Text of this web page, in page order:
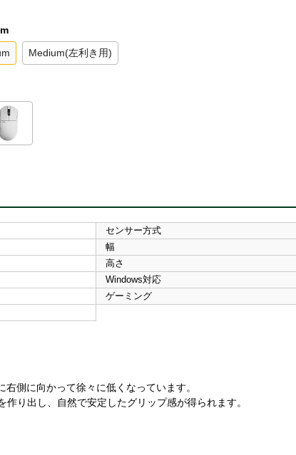
Medium(左利き用)
センサー方式
幅
高さ
Windows対応
ゲーミング
側に向かって徐々に低くなっています。
り出し、自然で安定したグリップ感が得られます。